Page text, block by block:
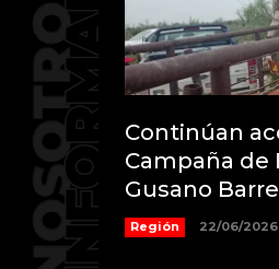
Continúan
Campaña de
Gusano
Región 22/06/2026